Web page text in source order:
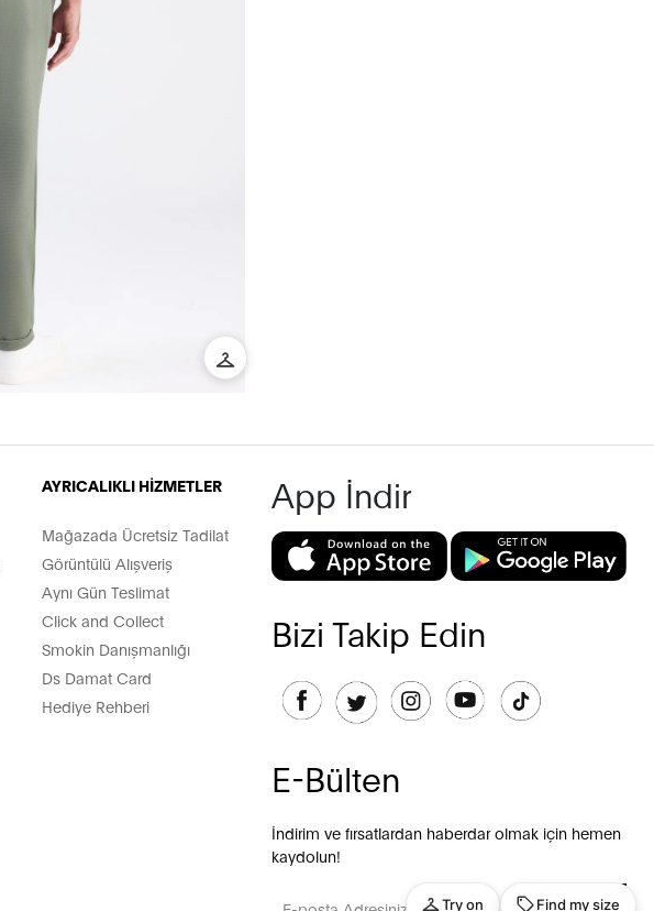
AYRICALIKLI HİZMETLER
Mağazada Ücretsiz Tadilat
Görüntülü Alışveriş
Aynı Gün Teslimat
Click and Collect
Smokin Danışmanlığı
Ds Damat Card
Hediye Rehberi
App İndir
Bizi Takip Edin
E-Bülten
İndirim ve fırsatlardan haberdar olmak için hemen
kaydolun!